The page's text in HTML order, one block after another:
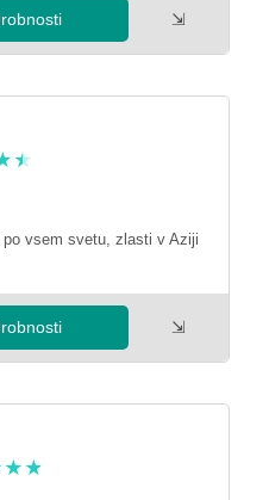
⇲
vsem svetu, zlasti v Aziji
⇲